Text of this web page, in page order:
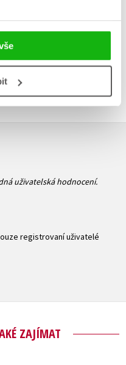
uživatelská hodnocení.
registrovaní uživatelé
ZAJÍMAT